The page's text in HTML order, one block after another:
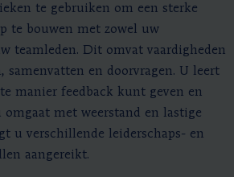
te gebruiken om een sterke
te bouwen met zowel uw
teamleden. Dit omvat vaardigheden
samenvatten en doorvragen. U leert
manier feedback kunt geven en
omgaat met weerstand en lastige
u verschillende leiderschaps- en
aangereikt.